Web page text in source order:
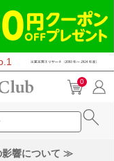
0
影響について ≫